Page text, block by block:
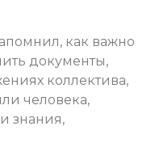
как важно
документы,
коллектива,
человека,
знания,